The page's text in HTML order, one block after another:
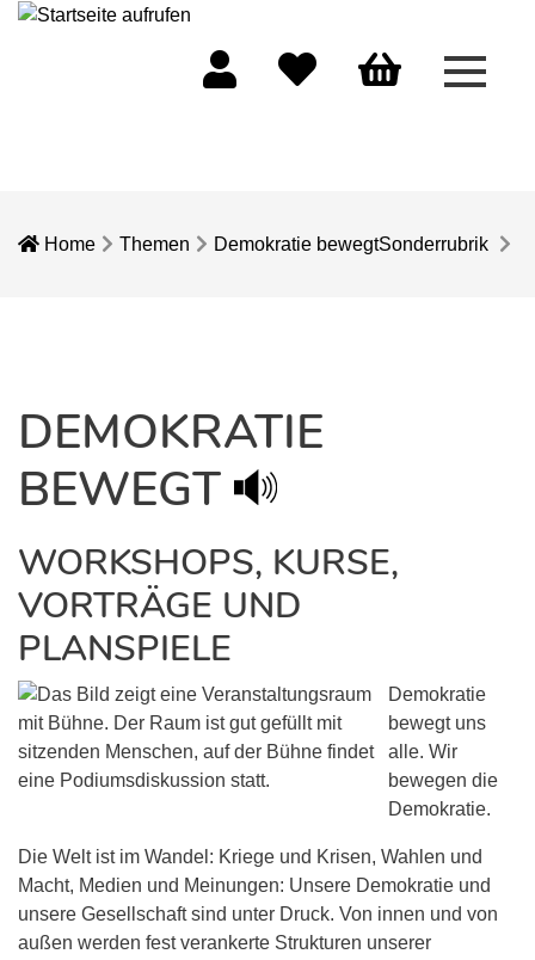
Menü
Home Themen Demokratie bewegtSonderrubrik
DEMOKRATIE
BEWEGT
WORKSHOPS, KURSE,
VORTRÄGE UND
PLANSPIELE
Demokratie
bewegt uns
alle. Wir
bewegen die
Demokratie.
Die Welt ist im Wandel: Kriege und Krisen, Wahlen und
Macht, Medien und Meinungen: Unsere Demokratie und
unsere Gesellschaft sind unter Druck. Von innen und von
außen werden fest verankerte Strukturen unserer